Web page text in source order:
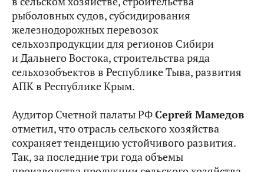
рыболовных судов, субсидирования
железнодорожных перевозок
сельхозпродукции для регионов Сибири
и Дальнего Востока, строительства ряда
сельхозобъектов в Республике Тыва, развития
АПК в Республике Крым.
Аудитор Счетной палаты РФСергей Мамедов
отметил, что отрасль сельского хозяйства
сохраняет тенденцию устойчивого развития.
Так, за последние три года объемы